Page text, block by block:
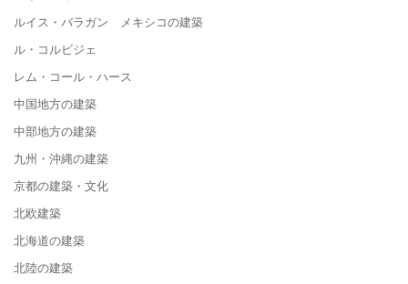
ルイス・バラガン メキシコの建築
ル・コルビジェ
レム・コール・ハース
中国地方の建築
中部地方の建築
九州・沖縄の建築
京都の建築・文化
北欧建築
北海道の建築
北陸の建築